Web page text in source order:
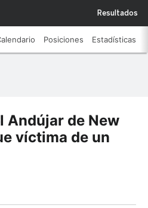
Resultados
Posiciones Estadísticas
Andújar de New
víctima de un